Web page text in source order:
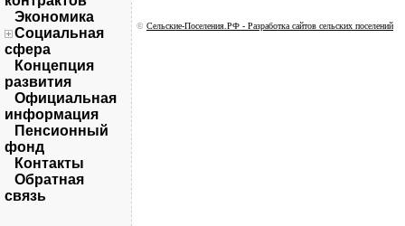
Экономика
Социальная
сфера
Концепция
развития
Официальная
информация
Пенсионный
фонд
Контакты
Обратная
связь
© Сельские-Поселения.РФ - Разработка сайтов сельских поселений